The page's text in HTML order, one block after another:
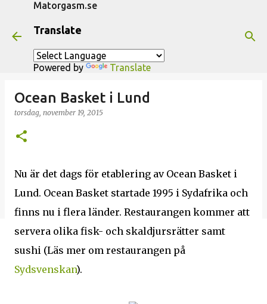
Matorgasm.se
Translate
Powered by Translate
Ocean Basket i Lund
torsdag, november 19, 2015
Nu är det dags för etablering av Ocean Basket i
Lund. Ocean Basket startade 1995 i Sydafrika och
finns nu i flera länder. Restaurangen kommer att
servera olika fisk- och skaldjursrätter samt
sushi (Läs mer om restaurangen på
Sydsvenskan).